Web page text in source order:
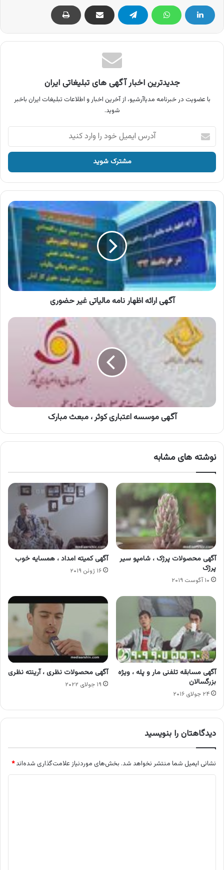
جدیدترین اخبار آگهی های تبلیغاتی ایران
با عضویت در خبرنامه مدیاآرشیو، از آخرین اخبار و اطلاعات تبلیغات ایران باخبر
شوید.
آدرس
ایمیل
خود
وارد
کنید
آگهی
ارائه
اظهار
نامه
مالیاتی
غیر
حضوری
آگهی ارائه اظهار نامه مالیاتی غیر حضوری
آگهی
موسسه
اعتباری
آگهی موسسه اعتباری کوثر ، مبعث مبارک
نوشته های مشابه
آگهی محصولات پرژک ، شامپو سیر
پرژک
۱۰ آگوست ۲۰۱۹
آگهی کمیته امداد ، همسایه خوب
۱۶ ژوئن ۲۰۱۹
آگهی مسابقه تلفنی مار و پله ، ویژه
بزرگسالان
۲۴ جولای ۲۰۱۶
آگهی محصولات نظری ، آرینته نظری
۱۹ جولای ۲۰۲۲
دیدگاهتان را بنویسید
نشانی ایمیل شما منتشر نخواهد شد. بخش‌های موردنیاز علامت‌گذاری شده‌اند*